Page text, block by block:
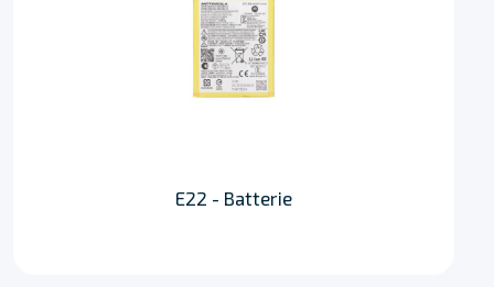
E22 - Batterie